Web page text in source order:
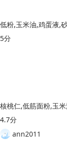
低粉,玉米油,鸡蛋液,
5分
核桃仁,低筋面粉,玉
4.7分
ann2011